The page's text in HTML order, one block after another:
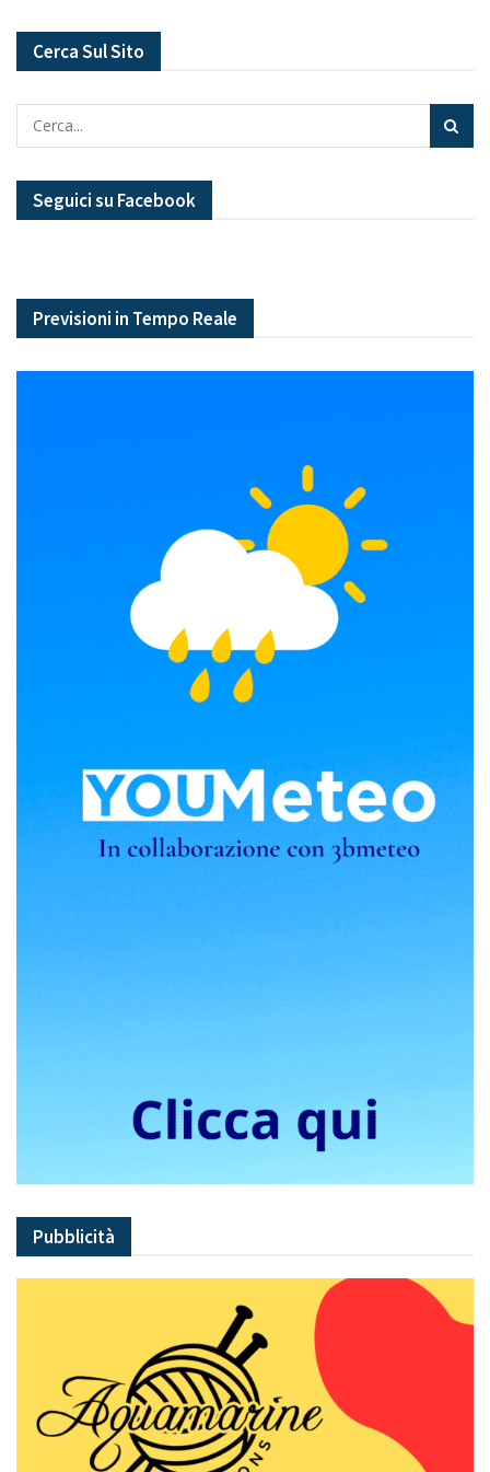
Cerca Sul Sito
Seguici su Facebook
Previsioni in Tempo Reale
Pubblicità